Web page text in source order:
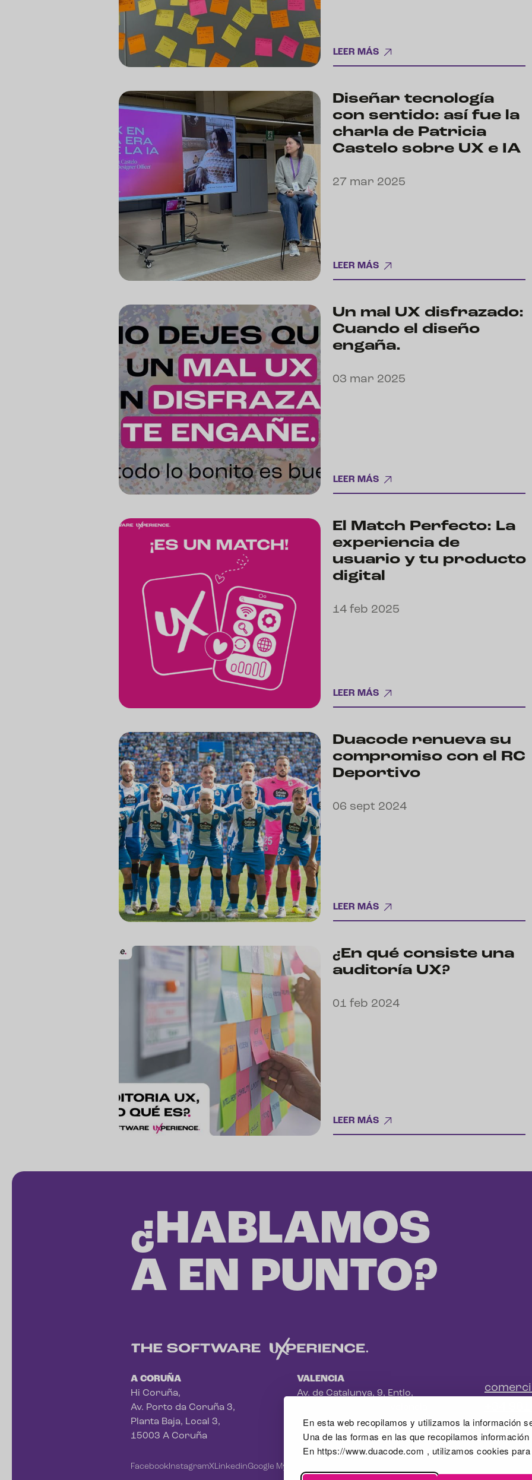
En esta web recopilamos y utilizamos la información
Una de las formas en las que recopilamos
En https://www.duacode.com , utilizamos cookies
LEER MÁS
Diseñar tecnología
con sentido: así fue la
charla de Patricia
Castelo sobre UX e IA
27 mar 2025
LEER MÁS
Un mal UX disfrazado:
Cuando el diseño
engaña.
03 mar 2025
LEER MÁS
El Match Perfecto: La
experiencia de
usuario y tu producto
digital
14 feb 2025
LEER MÁS
Duacode renueva su
compromiso con el RC
Deportivo
06 sept 2024
LEER MÁS
¿En qué consiste una
auditoría UX?
01 feb 2024
LEER MÁS
¿HABLAMOS
A EN PUNTO?
A CORUÑA
Hi Coruña,
Av. Porto da Coruña 3,
Planta Baja, Local 3,
15003 A Coruña
VALENCIA
Av. de Catalunya, 9, Entlo,
FacebookInstagramXLinkedinGoogle Mybusiness